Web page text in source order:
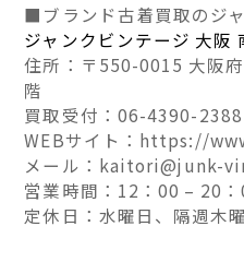
■ブランド古着買取のジ
ジャンクビンテージ 大阪
住所：〒550-0015 大阪
階
買取受付：06-4390-2388
WEBサイト：https://
メール：kaitori@junk-
営業時間：12：00 – 20：
定休日：水曜日、隔週木